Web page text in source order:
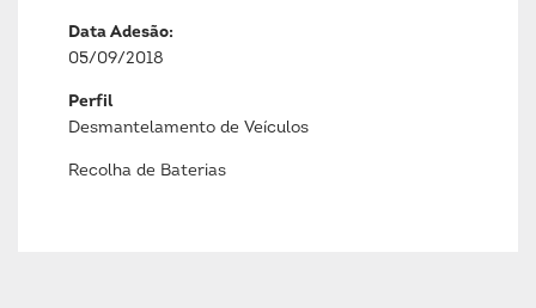
Data Adesão:
05/09/2018
Perfil
Desmantelamento de Veículos
Recolha de Baterias